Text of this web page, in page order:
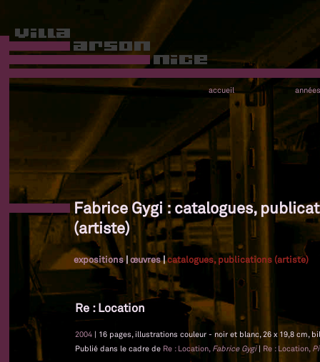
accueil années
Fabrice Gygi : catalogues,
(artiste)
expositions|œuvres|catalogues, publications (artiste)
Re : Location
2004 | 16 pages, illustrations couleur - noir et blanc, 26 x 19,8 cm,
Publié dans le cadre de Re : Location, Fabrice Gygi| Re : Location,